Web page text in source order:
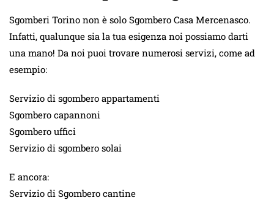
Sgomberi Torino non è solo Sgombero Casa Mercenasco.
Infatti, qualunque sia la tua esigenza noi possiamo darti
una mano! Da noi puoi trovare numerosi servizi, come ad
esempio:
Servizio di sgombero appartamenti
Sgombero capannoni
Sgombero uffici
Servizio di sgombero solai
E ancora:
Servizio di Sgombero cantine